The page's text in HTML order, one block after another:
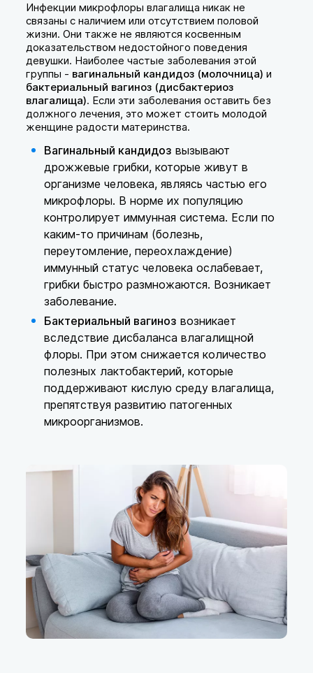
Инфекции микрофлоры влагалища никак не
связаны с наличием или отсутствием половой
жизни. Они также не являются косвенным
доказательством недостойного поведения
девушки. Наиболее частые заболевания этой
группы - вагинальный кандидоз (молочница) и
бактериальный вагиноз (дисбактериоз
влагалища). Если эти заболевания оставить без
должного лечения, это может стоить молодой
женщине радости материнства.
Вагинальный кандидоз вызывают
дрожжевые грибки, которые живут в
организме человека, являясь частью его
микрофлоры. В норме их популяцию
контролирует иммунная система. Если по
каким-то причинам (болезнь,
переутомление, переохлаждение)
иммунный статус человека ослабевает,
грибки быстро размножаются. Возникает
заболевание.
Бактериальный вагиноз возникает
вследствие дисбаланса влагалищной
флоры. При этом снижается количество
полезных лактобактерий, которые
поддерживают кислую среду влагалища,
препятствуя развитию патогенных
микроорганизмов.